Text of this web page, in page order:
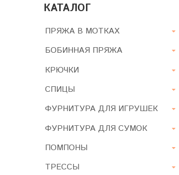
КАТАЛОГ
ПРЯЖА В МОТКАХ
БОБИННАЯ ПРЯЖА
КРЮЧКИ
СПИЦЫ
ФУРНИТУРА ДЛЯ ИГРУШЕК
ФУРНИТУРА ДЛЯ СУМОК
ПОМПОНЫ
ТРЕССЫ